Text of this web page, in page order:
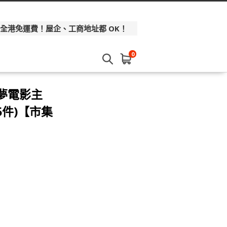
港免運費！屋企、工商地址都 OK！
0
電影主
)【市集